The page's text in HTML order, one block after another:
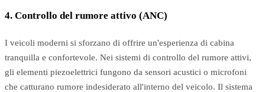
4. Controllo del rumore attivo (ANC)
I veicoli moderni si sforzano di offrire un'esperienza di cabina
tranquilla e confortevole. Nei sistemi di controllo del rumore attivi,
gli elementi piezoelettrici fungono da sensori acustici o microfoni
che catturano rumore indesiderato all'interno del veicolo. Il sistema